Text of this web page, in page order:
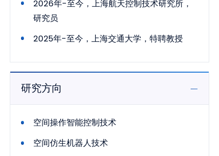
2026年-至今，上海航天控制技术研究所，
研究员
2025年-至今，上海交通大学，特聘教授
研究方向
空间操作智能控制技术
空间仿生机器人技术